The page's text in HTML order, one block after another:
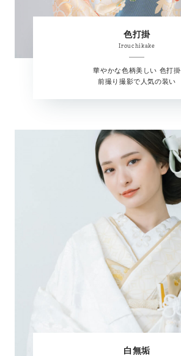
色打掛
Irouchikake
華やかな色柄美しい 色打掛
前撮り撮影で人気の装い
白無垢